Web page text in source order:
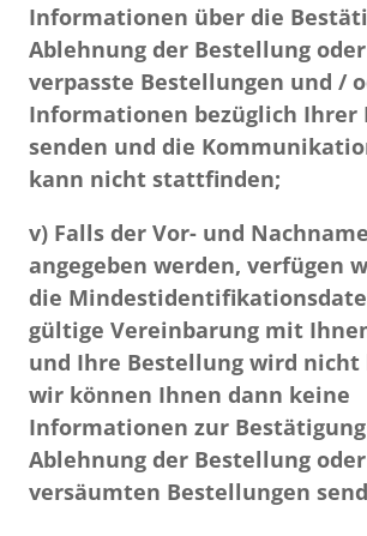
Informationen über die
Ablehnung der Bestellung
verpasste Bestellungen und /
Informationen bezüglich Ihrer
senden und die
kann nicht stattfinden;
v) Falls der Vor- und
angegeben werden, verfügen
die
gültige Vereinbarung mit
und Ihre Bestellung wird
wir können Ihnen dann keine
Informationen zur
Ablehnung der Bestellung
versäumten Bestellungen